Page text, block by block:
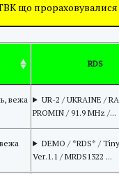
що
RDS
вежа
UR-2 / UKRAINE /
PROMIN / 91.9 MHz /...
DEMO / *RDS* /
Ver.1.1 / MRDS1322 ...